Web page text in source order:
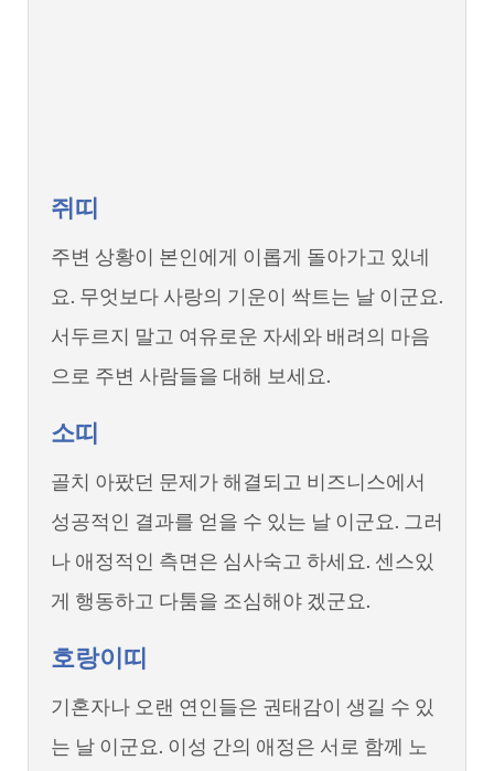
쥐띠
주변 상황이 본인에게 이롭게 돌아가고 있네
요. 무엇보다 사랑의 기운이 싹트는 날 이군요.
서두르지 말고 여유로운 자세와 배려의 마음
으로 주변 사람들을 대해 보세요.
소띠
골치 아팠던 문제가 해결되고 비즈니스에서
성공적인 결과를 얻을 수 있는 날 이군요. 그러
나 애정적인 측면은 심사숙고 하세요. 센스있
게 행동하고 다툼을 조심해야 겠군요.
호랑이띠
기혼자나 오랜 연인들은 권태감이 생길 수 있
는 날 이군요. 이성 간의 애정은 서로 함께 노